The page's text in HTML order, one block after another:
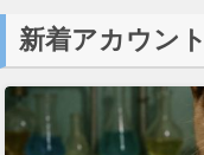
新着アカウント